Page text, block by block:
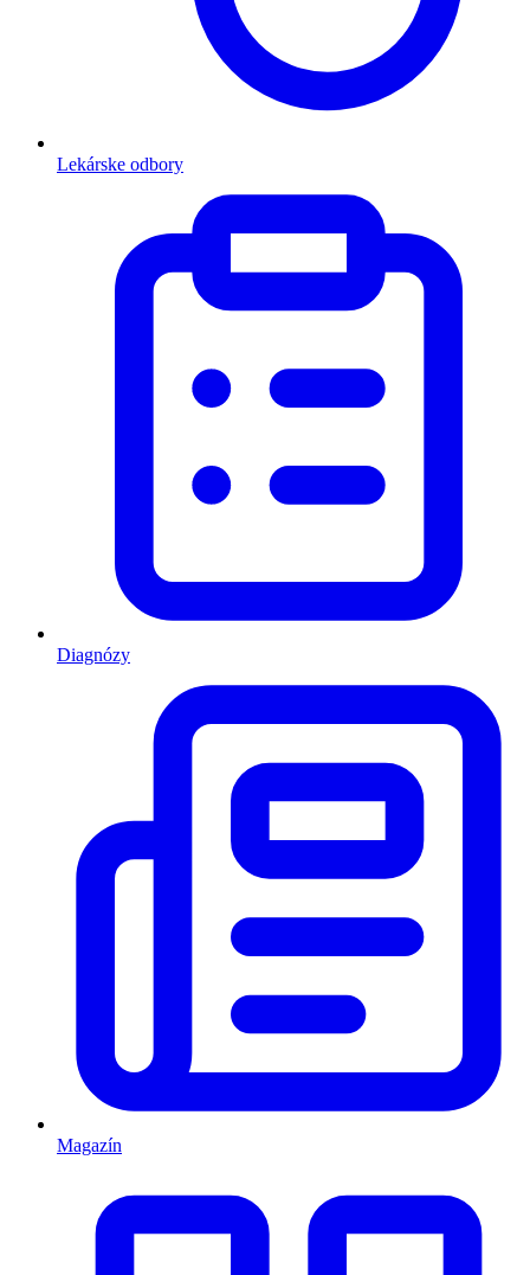
Lekárske odbory
Diagnózy
Magazín